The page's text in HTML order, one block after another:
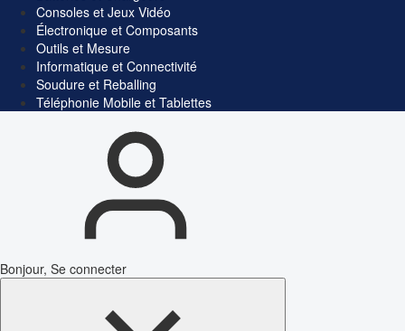
Consoles et Jeux Vidéo
Électronique et Composants
Outils et Mesure
Informatique et Connectivité
Soudure et Reballing
Téléphonie Mobile et Tablettes
Bonjour, Se connecter